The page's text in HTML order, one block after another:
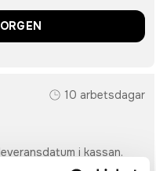
10 arbetsdagar
i kassan.